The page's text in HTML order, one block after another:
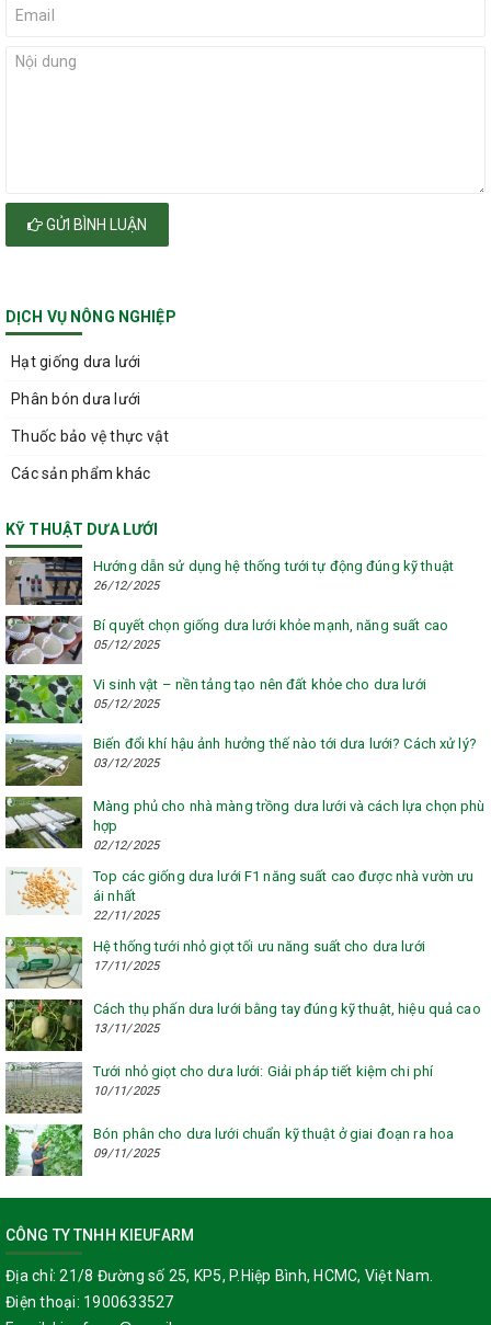
GỬI BÌNH LUẬN
DỊCH VỤ NÔNG NGHIỆP
Hạt giống dưa lưới
Phân bón dưa lưới
Thuốc bảo vệ thực vật
Các sản phẩm khác
KỸ THUẬT DƯA LƯỚI
Hướng dẫn sử dụng hệ thống tưới tự động đúng kỹ thuật
26/12/2025
Bí quyết chọn giống dưa lưới khỏe mạnh, năng suất cao
05/12/2025
Vi sinh vật – nền tảng tạo nên đất khỏe cho dưa lưới
05/12/2025
Biến đổi khí hậu ảnh hưởng thế nào tới dưa lưới? Cách xử lý?
03/12/2025
Màng phủ cho nhà màng trồng dưa lưới và cách lựa chọn phù
hợp
02/12/2025
Top các giống dưa lưới F1 năng suất cao được nhà vườn ưu
ái nhất
22/11/2025
Hệ thống tưới nhỏ giọt tối ưu năng suất cho dưa lưới
17/11/2025
Cách thụ phấn dưa lưới bằng tay đúng kỹ thuật, hiệu quả cao
13/11/2025
Tưới nhỏ giọt cho dưa lưới: Giải pháp tiết kiệm chi phí
10/11/2025
Bón phân cho dưa lưới chuẩn kỹ thuật ở giai đoạn ra hoa
09/11/2025
CÔNG TY TNHH KIEUFARM
Địa chỉ: 21/8 Đường số 25, KP5, P.Hiệp Bình, HCMC, Việt Nam.
Điện thoại: 1900633527